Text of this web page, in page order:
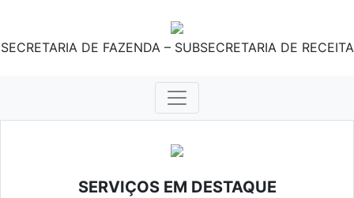
SECRETARIA DE FAZENDA – SUBSECRETARIA DE RECEITA
SERVIÇOS EM DESTAQUE